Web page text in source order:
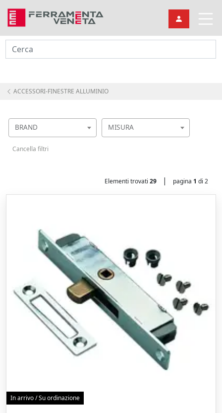
Cerca
ACCESSORI-FINESTRE ALLUMINIO
BRAND MISURA
Cancella filtri
Elementi trovati 29 | pagina 1 di 2
In arrivo / Su ordinazione